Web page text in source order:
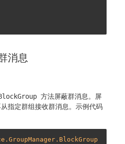
消息
方法屏蔽群消息。屏
指定群组接收群消息。示例代码